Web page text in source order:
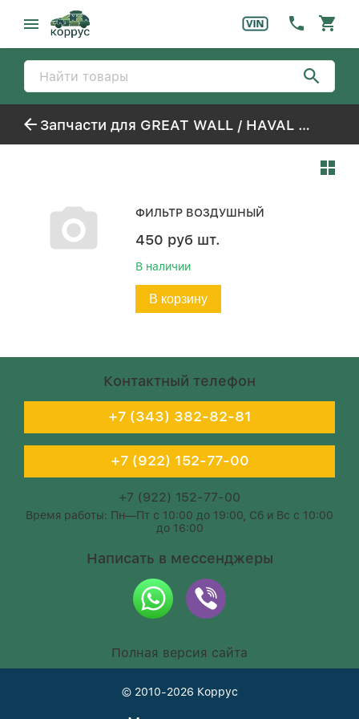
Запчасти для GREAT WALL / HAVAL DARGO
ФИЛЬТР ВОЗДУШНЫЙ
450 руб шт.
В наличии
В корзину
Контактный телефон
+7 (343) 382-82-81
+7 (922) 152-77-00
+7 (922) 152-77-00
Время работы: Пн—Пт с 10:00 до 19:00, Сб и Вс с 10:00
до 16:00
Написать в мессенджеры
Полная версия сайта
© 2010-2026 Коррус